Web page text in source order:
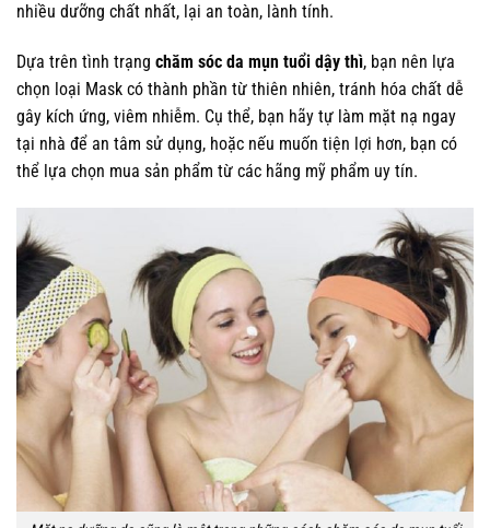
nhiều dưỡng chất nhất, lại an toàn, lành tính.
Dựa trên tình trạng chăm sóc da mụn tuổi dậy thì, bạn nên lựa
chọn loại Mask có thành phần từ thiên nhiên, tránh hóa chất dễ
gây kích ứng, viêm nhiễm. Cụ thể, bạn hãy tự làm mặt nạ ngay
tại nhà để an tâm sử dụng, hoặc nếu muốn tiện lợi hơn, bạn có
thể lựa chọn mua sản phẩm từ các hãng mỹ phẩm uy tín.